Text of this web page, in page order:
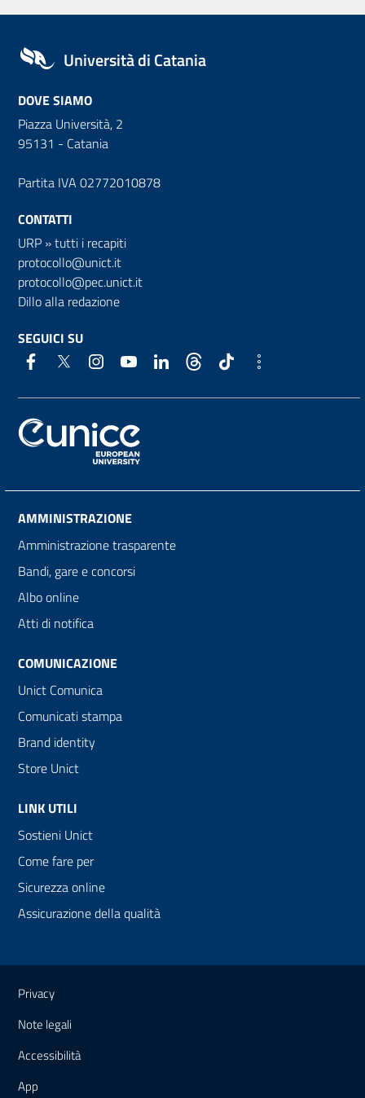
Università di Catania
DOVE SIAMO
Piazza Università, 2
95131 - Catania
Partita IVA 02772010878
CONTATTI
URP »tutti i recapiti
protocollo@unict.it
protocollo@pec.unict.it
Dillo alla redazione
SEGUICI SU
AMMINISTRAZIONE
Amministrazione trasparente
Bandi, gare e concorsi
Albo online
Atti di notifica
COMUNICAZIONE
Unict Comunica
Comunicati stampa
Brand identity
Store Unict
LINK UTILI
Sostieni Unict
Come fare per
Sicurezza online
Assicurazione della qualità
Link e informazioni utili
Privacy
Note legali
Accessibilità
App